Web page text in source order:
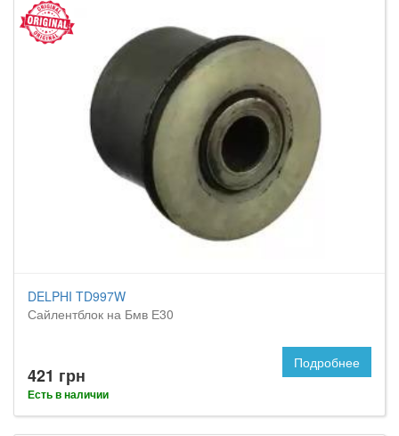
DELPHI TD997W
Сайлентблок на Бмв Е30
421 грн
Есть в наличии
Подробнее